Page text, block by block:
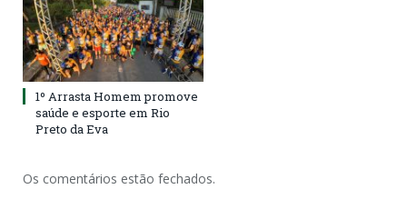
1º Arrasta Homem promove
saúde e esporte em Rio
Preto da Eva
Os comentários estão fechados.